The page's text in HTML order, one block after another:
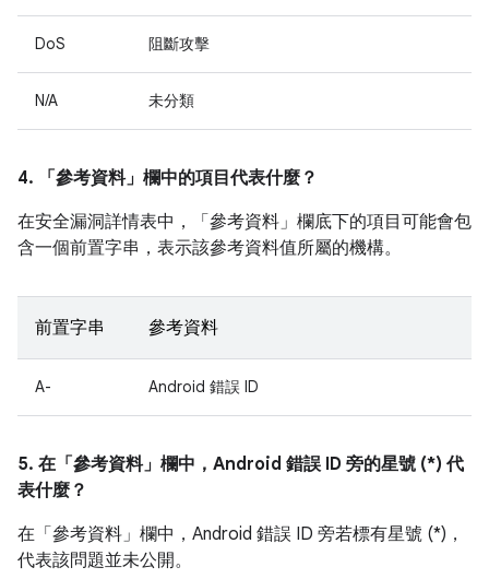
DoS 阻斷攻擊
N/A 未分類
4. 「參考資料」 欄中的項目代表什麼？
在安全漏洞詳情表中，「參考資料」 欄底下的項目可能會包
含一個前置字串，表示該參考資料值所屬的機構。
前置字串 參考資料
A- Android 錯誤 ID
5. 在「參考資料」 欄中，Android 錯誤 ID 旁的星號 (*) 代
表什麼？
在「參考資料」 欄中，Android 錯誤 ID 旁若標有星號 (*)，
代表該問題並未公開。